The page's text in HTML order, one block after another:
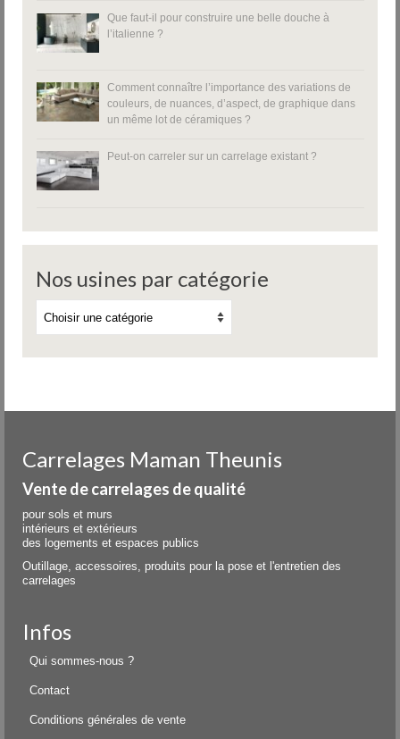
Que faut-il pour construire une belle douche à
l’italienne ?
Comment connaître l’importance des variations de
couleurs, de nuances, d’aspect, de graphique dans
un même lot de céramiques ?
Peut-on carreler sur un carrelage existant ?
Nos usines par catégorie
Carrelages Maman Theunis
Vente de carrelages de qualité
pour sols et murs
intérieurs et extérieurs
des logements et espaces publics
Outillage, accessoires, produits pour la pose et l'entretien des
carrelages
Infos
Qui sommes-nous ?
Contact
Conditions générales de vente